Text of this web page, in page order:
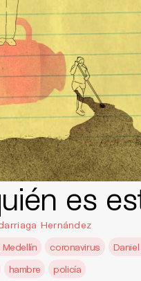
es
Hernández
coronavirus
hambre policía